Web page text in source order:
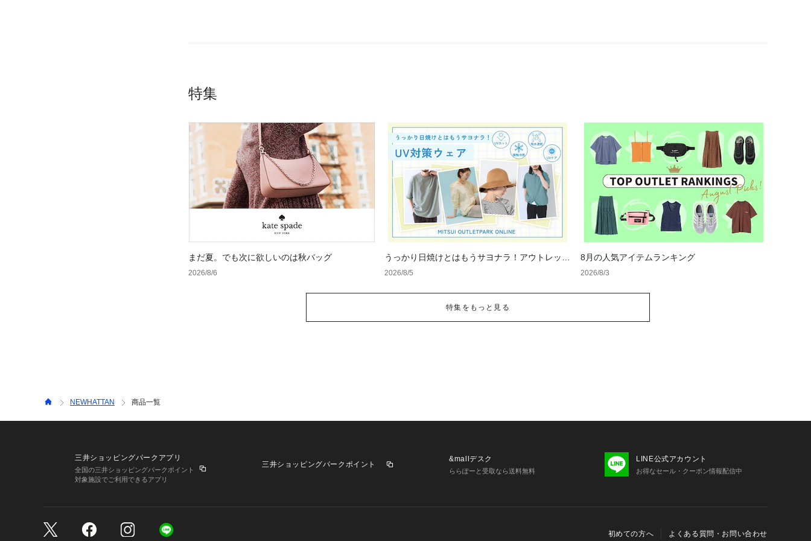
特集
まだ夏。でも次に欲しいのは秋バッグ
2026/8/6
うっかり日焼けとはもうサヨナラ！アウトレット
で見つけるUV対策ウェア
2026/8/5
8月の人気アイテムランキング
2026/8/3
特集をもっと見る
NEWHATTAN 商品一覧
三井ショッピングパークアプリ
全国の三井ショッピングパークポイント
対象施設でご利用できるアプリ
三井ショッピングパークポイント
&mallデスク
ららぽーと受取なら送料無料
LINE公式アカウント
お得なセール・クーポン情報配信中
初めての方へ よくある質問・お問い合わせ